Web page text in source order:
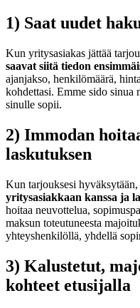
1) Saat uudet
Kun yritysasiakas jättää
saavat siitä tiedon
ajanjakso, henkilömäärä,
kohdettasi. Emme sido
sinulle sopii.
2) Immodan
laskutuksen
Kun tarjouksesi hyväksytään,
yritysasiakkaan kanssa ja
hoitaa neuvottelua,
maksun toteutuneesta
yhteyshenkilöllä, yhdellä
3) Kalustetut,
kohteet etusijalla